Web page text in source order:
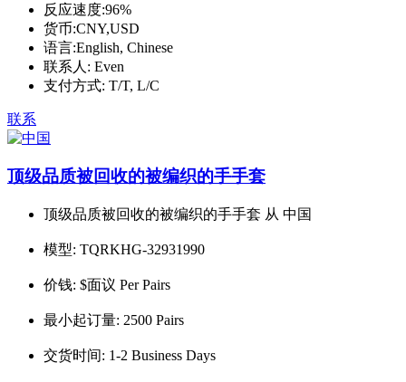
反应速度:96%
货币:CNY,USD
语言:English, Chinese
联系人: Even
支付方式: T/T, L/C
联系
顶级品质被回收的被编织的手手套
顶级品质被回收的被编织的手手套 从 中国
模型: TQRKHG-32931990
价钱: $面议 Per Pairs
最小起订量: 2500 Pairs
交货时间: 1-2 Business Days